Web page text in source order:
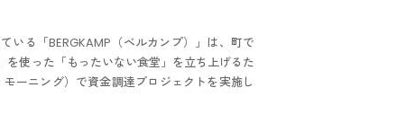
いる「BERGKAMP（ベルカンプ）」は、町で
使った「もったいない食堂」を立ち上げるた
ーニング）で資金調達プロジェクトを実施し